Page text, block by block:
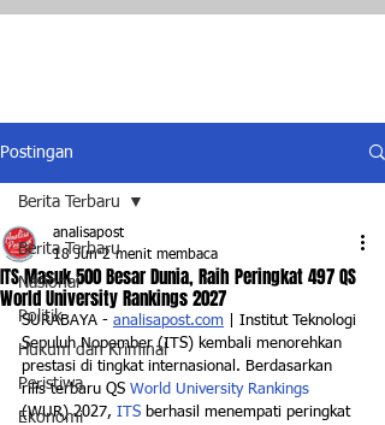
Postingan
Berita Terbaru
Nasional
Politik
Hukum dan Kriminal
Peristiwa
Ekonomi
Berita Terbaru
ITS Masuk 500 Besar Dunia, Raih Peringkat 497 QS
World University Rankings 2027
analisapost
18 Jun 2 menit membaca
SURABAYA - analisapost.com | Institut Teknologi
Sepuluh Nopember (ITS) kembali menorehkan
prestasi di tingkat internasional. Berdasarkan
rilis terbaru QS World University Rankings
(WUR) 2027, ITS berhasil menempati peringkat